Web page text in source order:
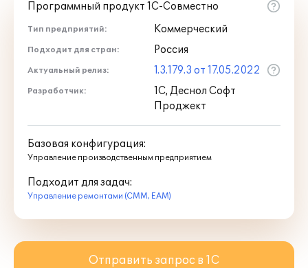
Программный продукт 1С-Совместно
Тип предприятий: Коммерческий
Подходит для стран: Россия
Актуальный релиз: 1.3.179.3 от 17.05.2022
Разработчик:
1С, Деснол Софт
Проджект
Базовая конфигурация:
Управление производственным предприятием
Подходит для задач:
Управление ремонтами (CMM, EAM)
Отправить запрос в 1С